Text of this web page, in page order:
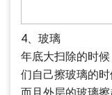
4、玻璃
年底大扫除的时
们自己擦玻璃的